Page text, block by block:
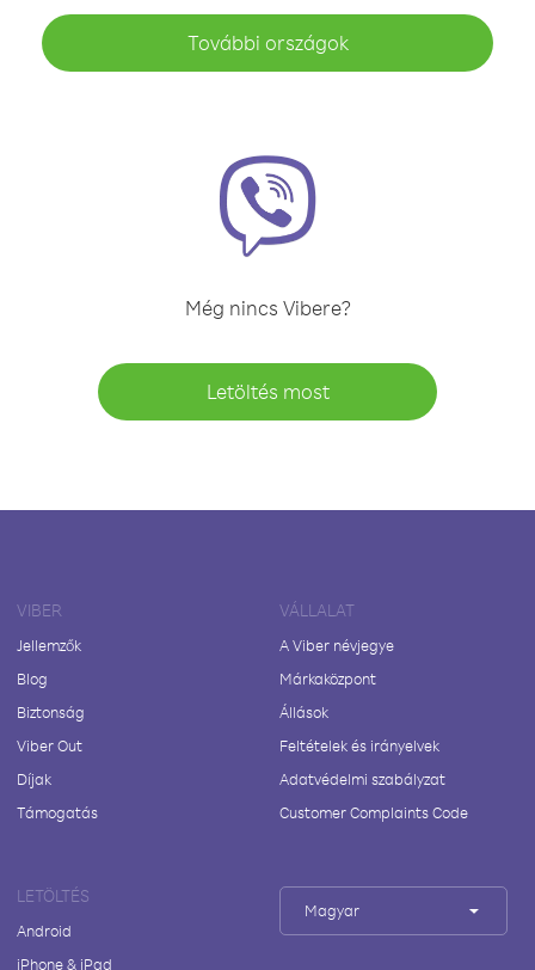
További országok
Még nincs Vibere?
Letöltés most
VIBER
Jellemzők
Blog
Biztonság
Viber Out
Díjak
Támogatás
VÁLLALAT
A Viber névjegye
Márkaközpont
Állások
Feltételek és irányelvek
Adatvédelmi szabályzat
Customer Complaints Code
LETÖLTÉS
Android
iPhone & iPad
Magyar